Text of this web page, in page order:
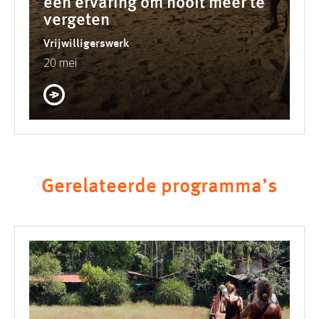
een ervaring om nooit meer te
vergeten
Vrijwilligerswerk
20 mei
Gerelateerde programma’s